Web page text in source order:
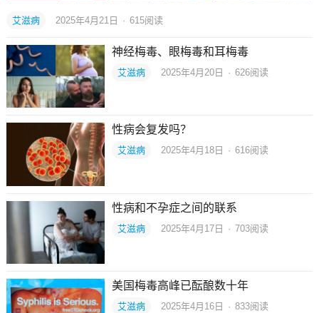
艾滋病 2025年4月21日 · 615阅读
神经梅毒、眼梅毒和耳梅毒
艾滋病 2025年4月20日 · 626阅读
性病会复发吗？
艾滋病 2025年4月18日 · 616阅读
性病和不孕症之间的联系
艾滋病 2025年4月17日 · 703阅读
美国梅毒高峰已酝酿数十年
艾滋病 2025年4月16日 · 833阅读